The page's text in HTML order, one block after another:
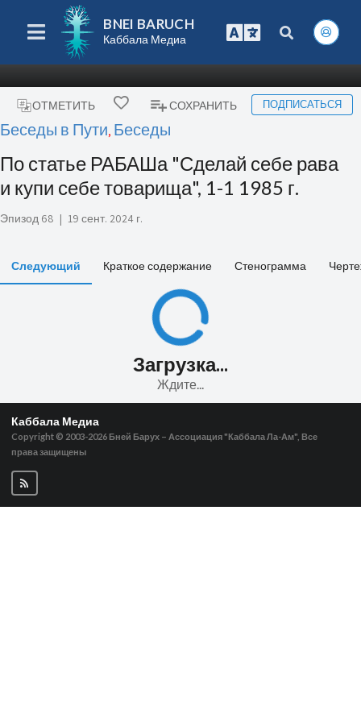
BNEI BARUCH
Каббала Медиа
ОТМЕТИТЬ СОХРАНИТЬ ПОДПИСАТЬСЯ
Беседы в Пути, Беседы
По статье РАБАШа "Сделай себе рава
и купи себе товарища", 1-1 1985 г.
Эпизод 68 | 19 сент. 2024 г.
Следующий Краткое содержание Стенограмма
Загрузка...
Ждите...
Каббала Медиа
Copyright © 2003-2026 Бней Барух – Ассоциация "Каббала Ла-Ам", Все
права защищены